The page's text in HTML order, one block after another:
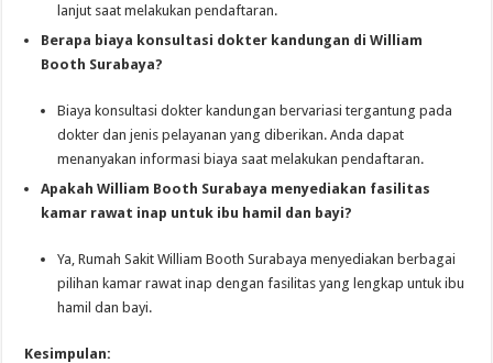
lanjut saat melakukan pendaftaran.
Berapa biaya konsultasi dokter kandungan di William
Booth Surabaya?
Biaya konsultasi dokter kandungan bervariasi tergantung pada
dokter dan jenis pelayanan yang diberikan. Anda dapat
menanyakan informasi biaya saat melakukan pendaftaran.
Apakah William Booth Surabaya menyediakan fasilitas
kamar rawat inap untuk ibu hamil dan bayi?
Ya, Rumah Sakit William Booth Surabaya menyediakan berbagai
pilihan kamar rawat inap dengan fasilitas yang lengkap untuk ibu
hamil dan bayi.
Kesimpulan: